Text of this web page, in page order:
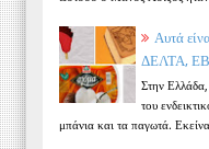
Αυτά
ΔΕΛΤΑ,
Στην Ελλάδα,
του
μπάνια και τα παγωτά.